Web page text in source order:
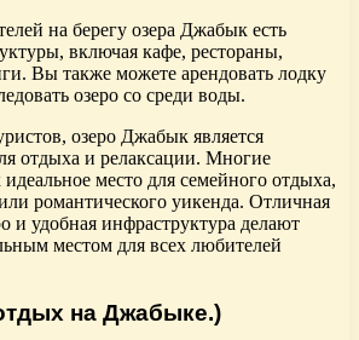
на берегу озера Джабык есть
включая кафе, рестораны,
Вы также можете арендовать лодку
озеро со среди воды.
озеро Джабык является
отдыха и релаксации. Многие
место для семейного отдыха,
романтического уикенда. Отличная
и удобная инфраструктура делают
местом для всех любителей
на Джабыке.)